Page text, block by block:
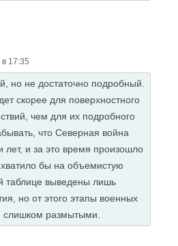
17:35
но не достаточно подробный.
скорее для поверхностного
чем для их подробного
что Северная война
и за это время произошло
хватило бы на объемистую
таблице выведены лишь
но от этого этапы военных
слишком размытыми.